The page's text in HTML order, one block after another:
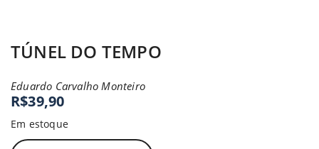
TÚNEL DO TEMPO
Eduardo Carvalho Monteiro
R$39,90
Em estoque